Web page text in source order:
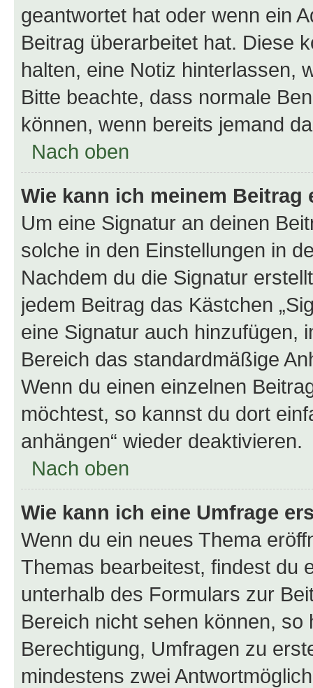
geantwortet hat oder wenn ein
Beitrag überarbeitet hat. Diese
halten, eine Notiz hinterlassen,
Bitte beachte, dass normale
können, wenn bereits jemand
Nach oben
Wie kann ich meinem
Um eine Signatur an deinen
solche in den Einstellungen in
Nachdem du die Signatur
jedem Beitrag das Kästchen
eine Signatur auch hinzufügen,
Bereich das standardmäßige
Wenn du einen einzelnen
möchtest, so kannst du dort
anhängen“ wieder deaktivieren.
Nach oben
Wie kann ich eine Umfrage
Wenn du ein neues Thema
Themas bearbeitest, findest du
unterhalb des Formulars zur
Bereich nicht sehen können,
Berechtigung, Umfragen zu
mindestens zwei